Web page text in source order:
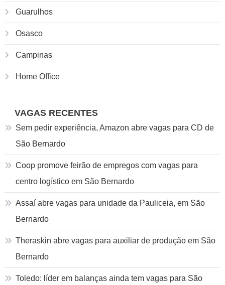
Guarulhos
Osasco
Campinas
Home Office
VAGAS RECENTES
Sem pedir experiência, Amazon abre vagas para CD de
São Bernardo
Coop promove feirão de empregos com vagas para
centro logístico em São Bernardo
Assaí abre vagas para unidade da Pauliceia, em São
Bernardo
Theraskin abre vagas para auxiliar de produção em São
Bernardo
Toledo: líder em balanças ainda tem vagas para São